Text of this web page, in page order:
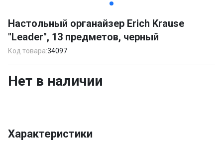
of
4
Настольный органайзер Erich Krause
"Leader", 13 предметов, черный
Код товара:34097
Нет в наличии
Характеристики